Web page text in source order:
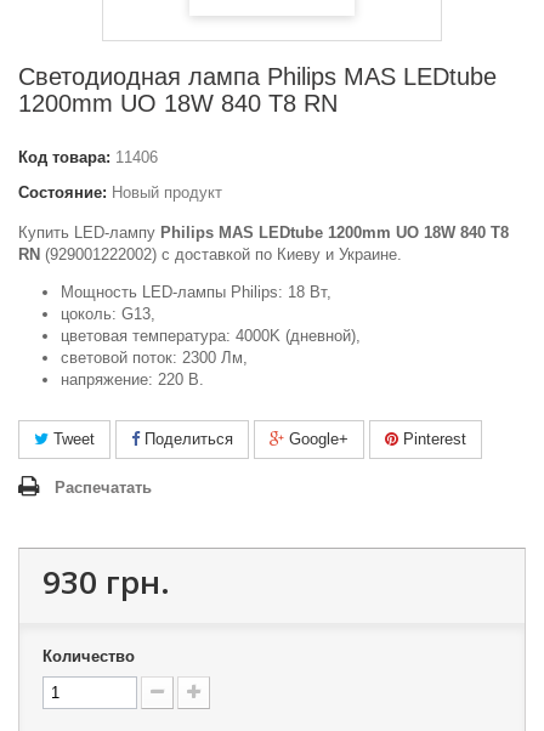
Светодиодная лампа Philips MAS LEDtube
1200mm UO 18W 840 T8 RN
Код товара: 11406
Состояние: Новый продукт
Купить LED-лампу Philips MAS LEDtube 1200mm UO 18W 840 T8
RN (929001222002) c доставкой по Киеву и Украине.
Мощность LED-лампы Philips: 18 Вт,
цоколь: G13,
цветовая температура: 4000K (дневной),
световой поток: 2300 Лм,
напряжение: 220 В.
Tweet Поделиться Google+ Pinterest
Распечатать
930 грн.
Количество